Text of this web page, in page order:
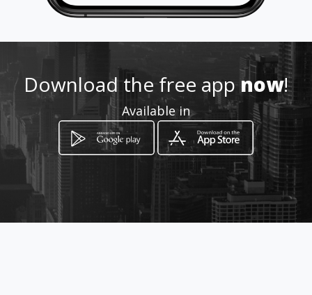
Location -
Segunda Avenida Monte Cristo
entre Primera y Segunda
Trasversal
Download the free appnow!
Available in